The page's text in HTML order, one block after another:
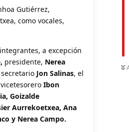
Gutiérrez,
como vocales,
a excepción
presidente, Nerea
Jon Salinas, el
Ibon
Goizalde
Aurrekoetxea, Ana
y Nerea Campo.